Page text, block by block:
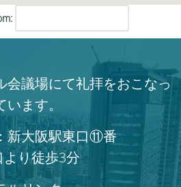
会議場にて礼拝をおこなっ
います。
新大阪駅東口⑪番
より徒歩3分